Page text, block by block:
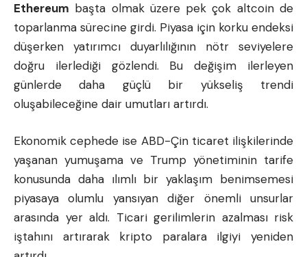
Ethereum başta olmak üzere pek çok altcoinde
toparlanma sürecine girdi. Piyasa için korku endeksi
düşerken yatırımcı duyarlılığının nötr seviyelere
doğru ilerlediği gözlendi. Bu değişim ilerleyen
günlerde daha güçlü bir yükseliş trendi
oluşabileceğine dair umutları artırdı.
Ekonomik cephede ise ABD-Çin ticaret ilişkilerinde
yaşanan yumuşama ve Trump yönetiminin tarife
konusunda daha ılımlı bir yaklaşım benimsemesi
piyasaya olumlu yansıyan diğer önemli unsurlar
arasında yer aldı. Ticari gerilimlerin azalması risk
iştahını artırarak kripto paralara ilgiyi yeniden